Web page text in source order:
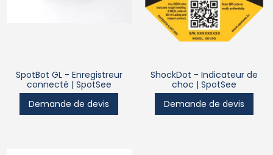
SpotBot GL - Enregistreur
connecté | SpotSee
Demande de devis
ShockDot - Indicateur de
choc | SpotSee
Demande de devis